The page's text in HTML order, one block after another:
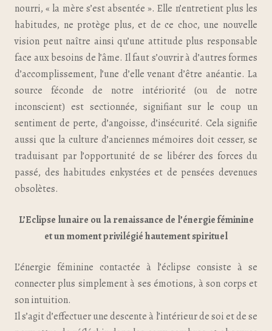
nourri, « la mère s’est absentée ». Elle n’entretient plus les
habitudes, ne protège plus, et de ce choc, une nouvelle
vision peut naître ainsi qu’une attitude plus responsable
face aux besoins de l’âme. Il faut s’ouvrir à d’autres formes
d’accomplissement, l’une d’elle venant d’être anéantie. La
source féconde de notre intériorité (ou de notre
inconscient) est sectionnée, signifiant sur le coup un
sentiment de perte, d’angoisse, d’insécurité. Cela signifie
aussi que la culture d’anciennes mémoires doit cesser, se
traduisant par l’opportunité de se libérer des forces du
passé, des habitudes enkystées et de pensées devenues
obsolètes.
L’Eclipse lunaire ou la renaissance de l’énergie féminine
et un moment privilégié hautement spirituel
L’énergie féminine contactée à l’éclipse consiste à se
connecter plus simplement à ses émotions, à son corps et
son intuition.
Il s’agit d’effectuer une descente à l’intérieur de soi et de se